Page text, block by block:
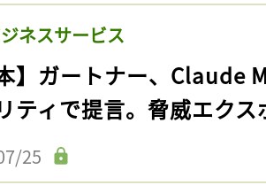
ネスサービス
本】ガートナー、Claude
ティで提言。脅威エク
25